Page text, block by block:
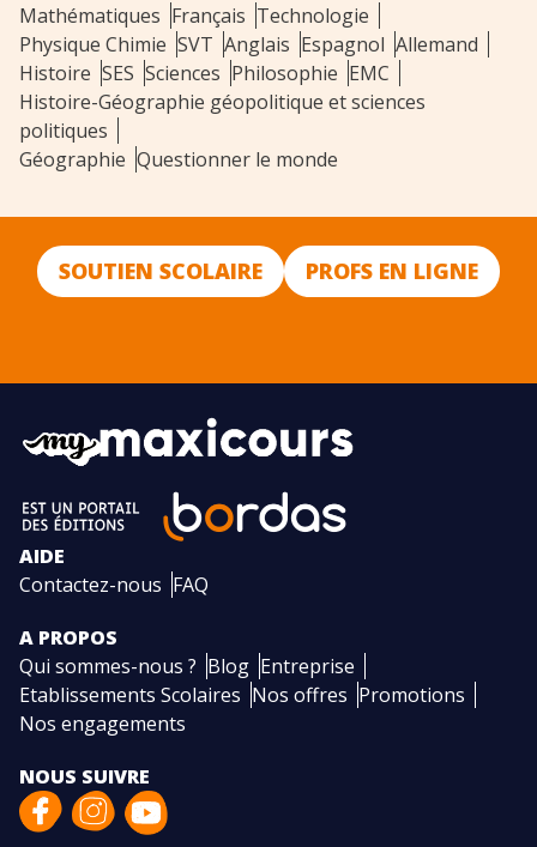
Mathématiques Français Technologie
Physique Chimie SVT Anglais Espagnol Allemand
Histoire SES Sciences Philosophie EMC
Histoire-Géographie géopolitique et sciences
politiques
Géographie Questionner le monde
SOUTIEN SCOLAIRE PROFS EN LIGNE
AIDE
Contactez-nous FAQ
A PROPOS
Qui sommes-nous ? Blog Entreprise
Etablissements Scolaires Nos offres Promotions
Nos engagements
NOUS SUIVRE